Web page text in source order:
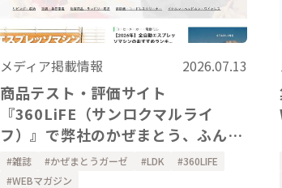
メディア掲載情報 2026.07.13
商品テスト・評価サイト
『360LiFE（サンロクマルライ
フ）』で弊社のかぜまとう、ふんわ
りガーゼのアーム&レッグウォーマ
ーを掲載いただきました。
雑誌 かぜまとうガーゼ LDK
360LIFE
WEBマガジン